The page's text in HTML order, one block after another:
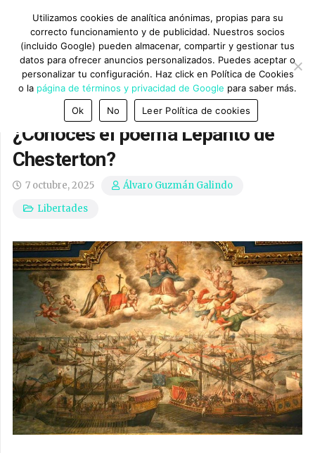
¿Conoces el poema Lepanto de
Chesterton?
7 octubre, 2025
Álvaro Guzmán Galindo
Libertades
Utilizamos cookies de analítica anónimas, propias para su
correcto funcionamiento y de publicidad. Nuestros socios
(incluido Google) pueden almacenar, compartir y gestionar tus
datos para ofrecer anuncios personalizados. Puedes aceptar o
personalizar tu configuración. Haz click en Política de Cookies
o la página de términos y privacidad de Google para saber más.
Ok
No Leer Política de cookies